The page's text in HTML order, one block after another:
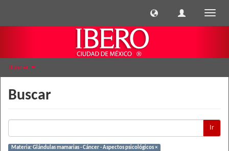
Buscar
Buscar
Ir
Materia: Glándulas mamarias - Cáncer - Aspectos psicológicos ×